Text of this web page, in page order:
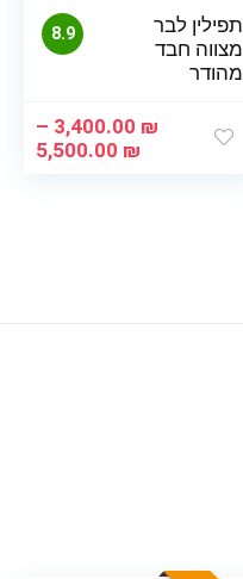
8.9
תפילין לבר
מצווה חבד
מהודר
3,400.00 ₪
–
5,500.00 ₪